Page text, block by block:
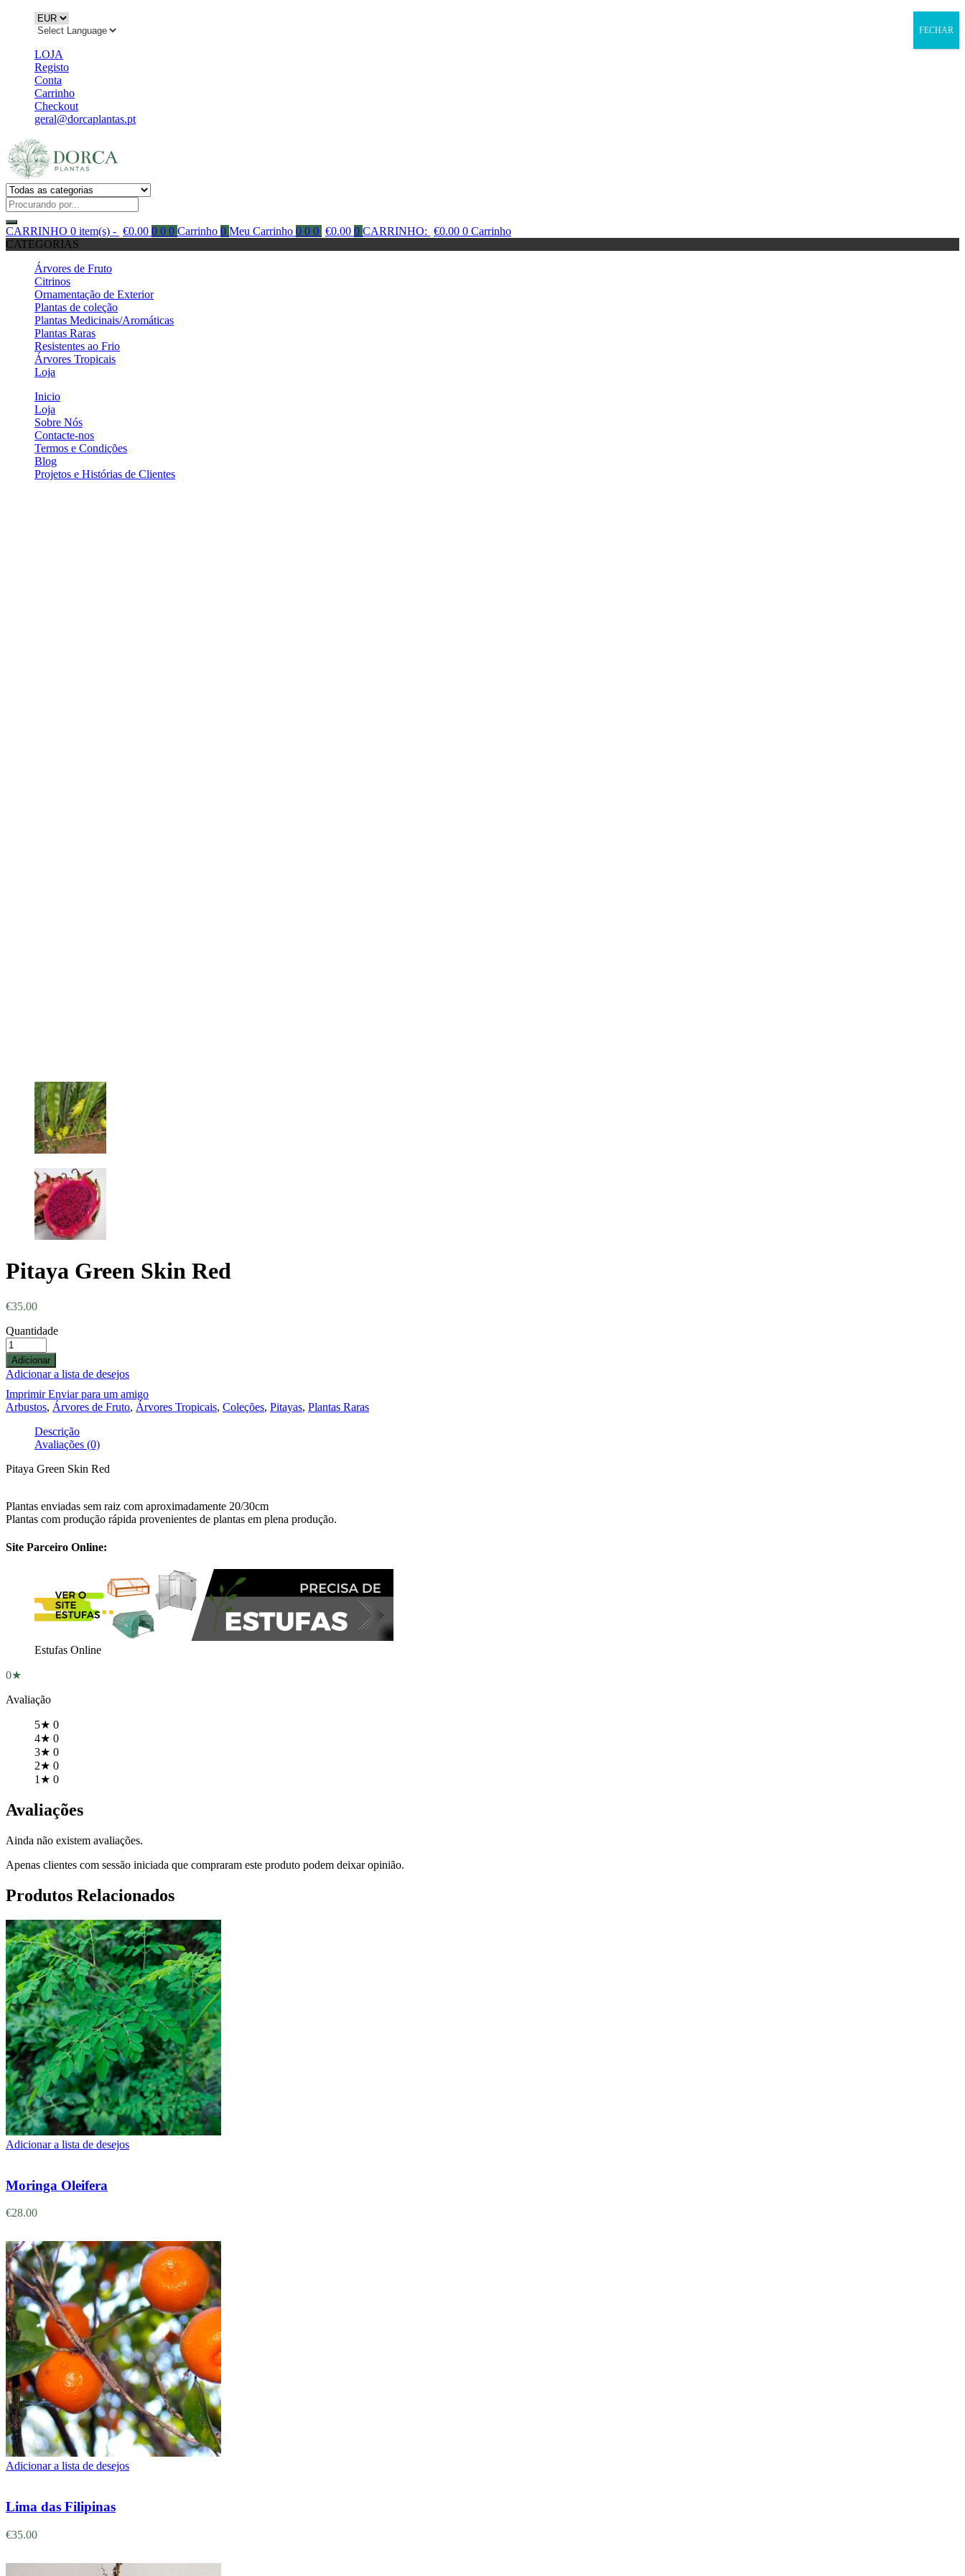
LOJA
Registo
Conta
Carrinho
Checkout
geral@dorcaplantas.pt
CARRINHO 0 item(s) - €0.00 0 0 0 Carrinho 0 Meu Carrinho 0 0 0 €0.00 0 CARRINHO: €0.00 0 Carrinho
CATEGORIAS
Árvores de Fruto
Citrinos
Ornamentação de Exterior
Plantas de coleção
Plantas Medicinais/Aromáticas
Plantas Raras
Resistentes ao Frio
Árvores Tropicais
Loja
Inicio
Loja
Sobre Nós
Contacte-nos
Termos e Condições
Blog
Projetos e Histórias de Clientes
Pitaya Green Skin Red
€35.00
Quantidade
Adicionar
Adicionar a lista de desejos
ImprimirEnviar para um amigo
Arbustos, Árvores de Fruto, Árvores Tropicais, Coleções, Pitayas, Plantas Raras
Descrição
Avaliações (0)
Pitaya Green Skin Red
Plantas enviadas sem raiz com aproximadamente 20/30cm
Plantas com produção rápida provenientes de plantas em plena produção.
Site Parceiro Online:
Estufas Online
0★
Avaliação
5★ 0
4★ 0
3★ 0
2★ 0
1★ 0
Avaliações
Ainda não existem avaliações.
Apenas clientes com sessão iniciada que compraram este produto podem deixar opinião.
Produtos Relacionados
Adicionar a lista de desejos
Moringa Oleifera
€28.00
Adicionar a lista de desejos
Lima das Filipinas
€35.00
FECHAR